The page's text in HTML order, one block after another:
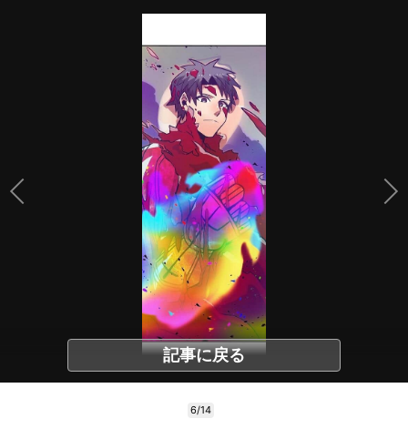
記事に戻る
6/14